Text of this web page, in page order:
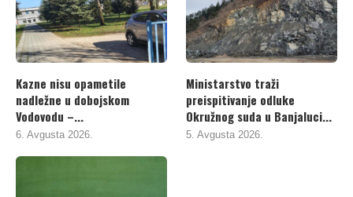
Kazne nisu opametile
nadležne u dobojskom
Vodovodu –...
6. Avgusta 2026.
Ministarstvo traži
preispitivanje odluke
Okružnog suda u Banjaluci...
5. Avgusta 2026.